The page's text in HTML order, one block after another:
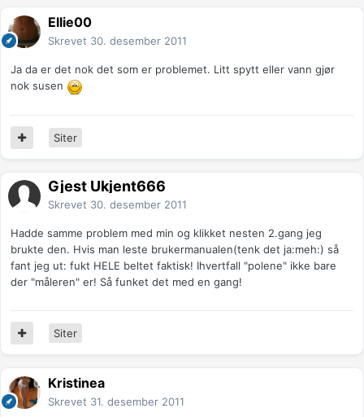
Ellie00
Skrevet 30. desember 2011
Ja da er det nok det som er problemet. Litt spytt eller vann gjør
nok susen
Siter
Gjest Ukjent666
Skrevet 30. desember 2011
Hadde samme problem med min og klikket nesten 2.gang jeg
brukte den. Hvis man leste brukermanualen(tenk det ja:meh:) så
fant jeg ut: fukt HELE beltet faktisk! Ihvertfall "polene" ikke bare
der "måleren" er! Så funket det med en gang!
Siter
Kristinea
Skrevet 31. desember 2011